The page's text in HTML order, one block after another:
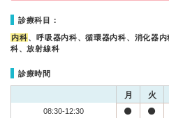
診療科目：
内科、呼吸器内科、循環器内科、消化器
科、放射線科
診療時間
月 火
08:30-12:30